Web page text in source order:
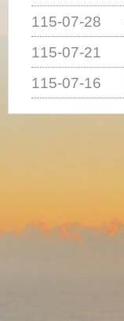
115-07-28
115-07-21
115-07-16